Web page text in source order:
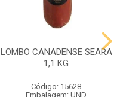
LOMBO CANADENSE SEARA
1,1 KG
Código: 15628
Embalagem: UND